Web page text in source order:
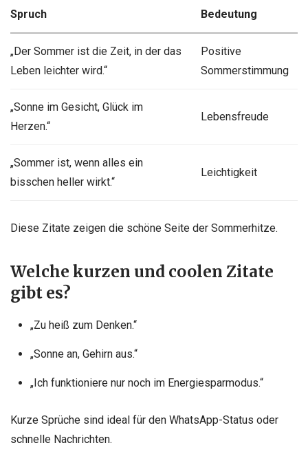
Spruch Bedeutung
„Der Sommer ist die Zeit, in der das
Leben leichter wird.“
Positive
Sommerstimmung
„Sonne im Gesicht, Glück im
Herzen.“
Lebensfreude
„Sommer ist, wenn alles ein
bisschen heller wirkt.“
Leichtigkeit
Diese Zitate zeigen die schöne Seite der Sommerhitze.
Welche kurzen und coolen Zitate
gibt es?
„Zu heiß zum Denken.“
„Sonne an, Gehirn aus.“
„Ich funktioniere nur noch im Energiesparmodus.“
Kurze Sprüche sind ideal für den WhatsApp-Status oder
schnelle Nachrichten.